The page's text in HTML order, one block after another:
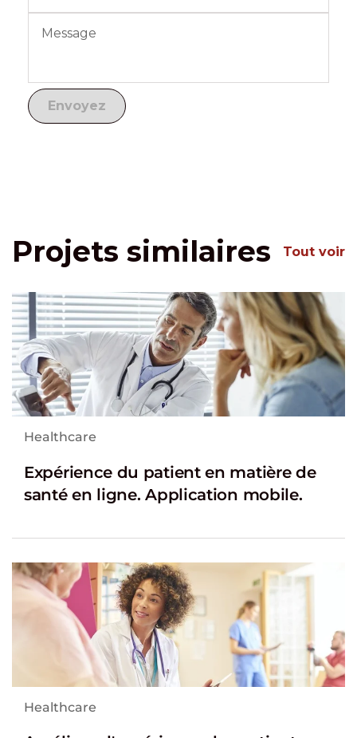
Projets similaires Tout voir
Healthcare
Expérience du patient en matière de
santé en ligne. Application mobile.
Healthcare